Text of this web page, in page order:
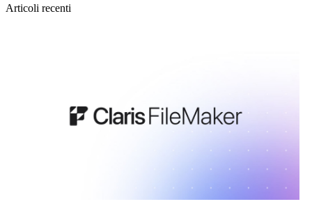
Articoli recenti